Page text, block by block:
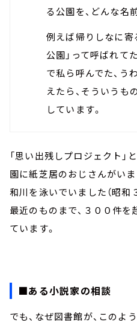
る公園を、どんな名
例えば帰りしなに寄
公園」って呼ばれて
で私ら呼んでた、う
えたら、そういうも
しています。
「思い出残しプロジェクト」
園に紙芝居のおじさんがいま
和川を泳いでいました（昭和
最近のものまで、３００件を
ています。
■ある小説家の相談
でも、なぜ図書館が、このよ